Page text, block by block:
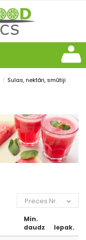
/ Sulas, nektāri, smūtiji
Preces Nr.
Min.
daudz
Iepak.